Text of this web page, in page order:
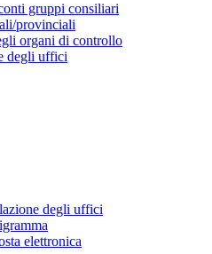
gruppi consiliari
provinciali
organi di controllo
degli uffici
degli uffici
elettronica